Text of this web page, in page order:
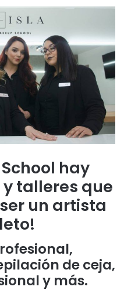
School hay
talleres que
un artista
de ceja,
y más.